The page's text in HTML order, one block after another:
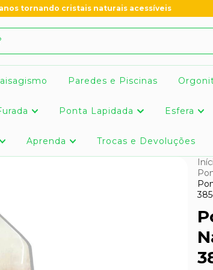
anos tornando cristais naturais acessíveis
Paredes e Piscinas
Ponta Lapidada Esfera
Aprenda Trocas e Devoluções